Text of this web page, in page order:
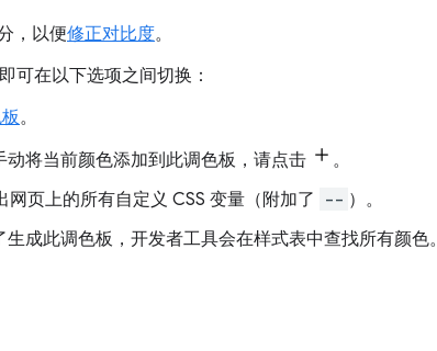
，以便修正对比度。
可在以下选项之间切换：
。
动将当前颜色添加到此调色板，请点击
。
网页上的所有自定义 CSS 变量（附加了 -- ）。
成此调色板，开发者工具会在样式表中查找所有颜色。